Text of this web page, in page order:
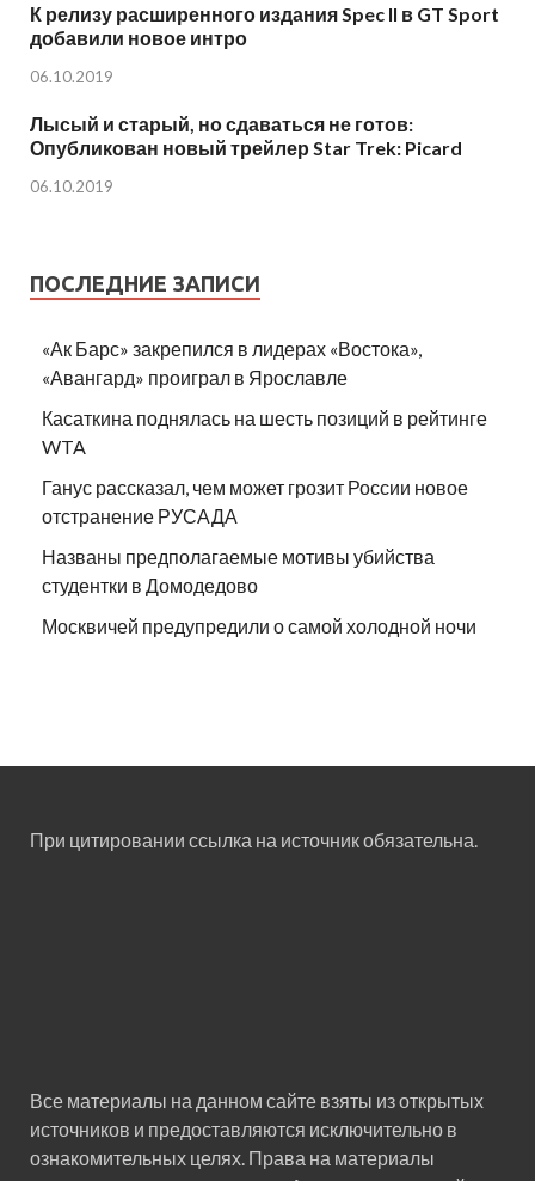
К релизу расширенного издания Spec II в GT Sport
добавили новое интро
06.10.2019
Лысый и старый, но сдаваться не готов:
Опубликован новый трейлер Star Trek: Picard
06.10.2019
ПОСЛЕДНИЕ ЗАПИСИ
«Ак Барс» закрепился в лидерах «Востока»,
«Авангард» проиграл в Ярославле
Касаткина поднялась на шесть позиций в рейтинге
WTA
Ганус рассказал, чем может грозит России новое
отстранение РУСАДА
Названы предполагаемые мотивы убийства
студентки в Домодедово
Москвичей предупредили о самой холодной ночи
При цитировании ссылка на источник обязательна.
Все материалы на данном сайте взяты из открытых
источников и предоставляются исключительно в
ознакомительных целях. Права на материалы